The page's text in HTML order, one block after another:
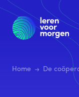
Home De